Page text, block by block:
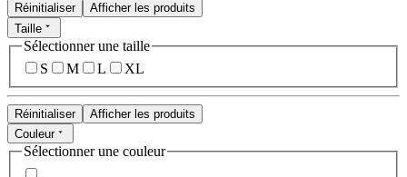
Réinitialiser
Afficher les produits
Taille
Sélectionner une taille
S
M L XL
Réinitialiser
Afficher les produits
Couleur
Sélectionner une couleur